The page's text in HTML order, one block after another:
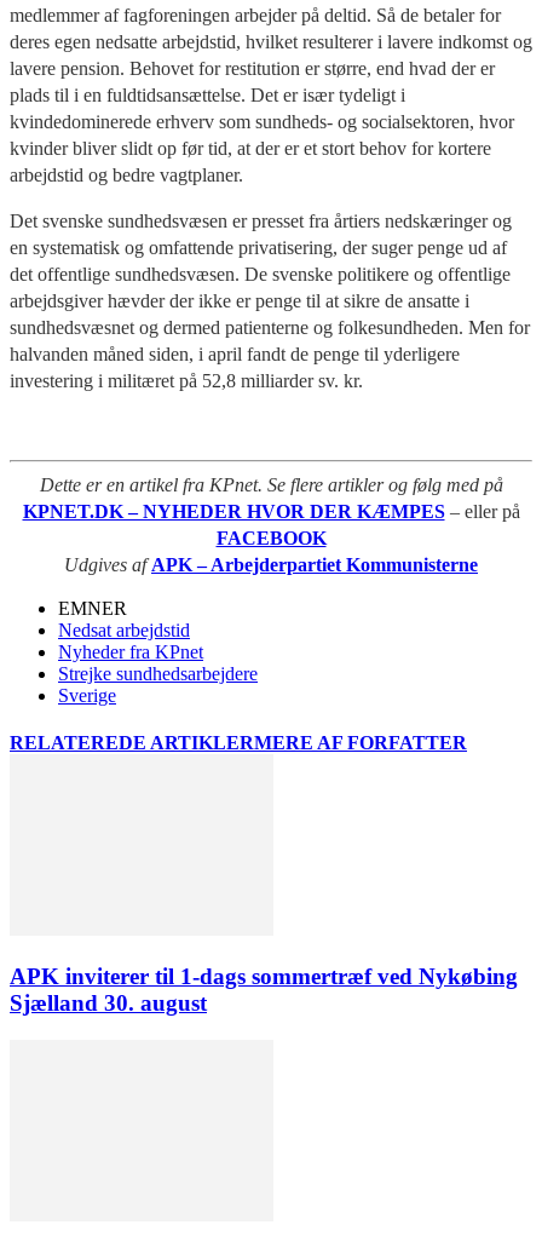
medlemmer af fagforeningen arbejder på deltid. Så de betaler for
deres egen nedsatte arbejdstid, hvilket resulterer i lavere indkomst og
lavere pension. Behovet for restitution er større, end hvad der er
plads til i en fuldtidsansættelse. Det er især tydeligt i
kvindedominerede erhverv som sundheds- og socialsektoren, hvor
kvinder bliver slidt op før tid, at der er et stort behov for kortere
arbejdstid og bedre vagtplaner.
Det svenske sundhedsvæsen er presset fra årtiers nedskæringer og
en systematisk og omfattende privatisering, der suger penge ud af
det offentlige sundhedsvæsen. De svenske politikere og offentlige
arbejdsgiver hævder der ikke er penge til at sikre de ansatte i
sundhedsvæsnet og dermed patienterne og folkesundheden. Men for
halvanden måned siden, i april fandt de penge til yderligere
investering i militæret på 52,8 milliarder sv. kr.
Dette er en artikel fra KPnet. Se flere artikler og følg med på
KPNET.DK – NYHEDER HVOR DER KÆMPES – eller på
FACEBOOK
Udgives afAPK – Arbejderpartiet Kommunisterne
EMNER
Nedsat arbejdstid
Nyheder fra KPnet
Strejke sundhedsarbejdere
Sverige
RELATEREDE ARTIKLERMERE AF FORFATTER
APK inviterer til 1-dags sommertræf ved Nykøbing
Sjælland 30. august